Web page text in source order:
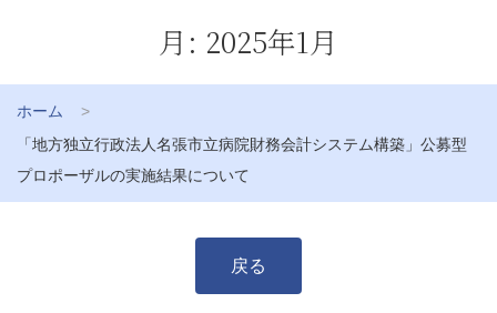
月: 2025年1月
ホーム
「地方独立行政法人名張市立病院財務会計システム構築」公募型
プロポーザルの実施結果について
戻る